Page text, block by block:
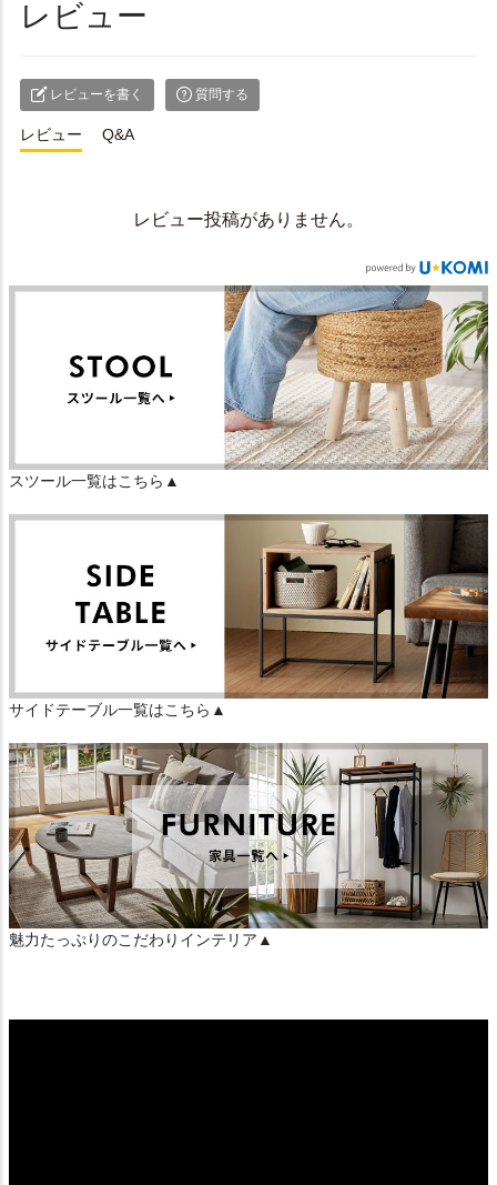
レビュー
レビューを書く 質問する
レビュー Q&A
レビュー投稿がありません。
スツール一覧はこちら▲
サイドテーブル一覧はこちら▲
魅力たっぷりのこだわりインテリア▲